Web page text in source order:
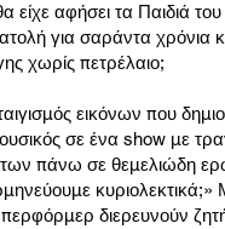
είχε αφήσει τα Παιδιά
για σαράντα χρόνια
χωρίς πετρέλαιο;
εικόνων που
σε ένα show με
πάνω σε θεμελιώδη
περφόρμερ διερευνούν